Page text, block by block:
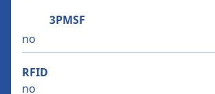
3PMSF
no
RFID
no